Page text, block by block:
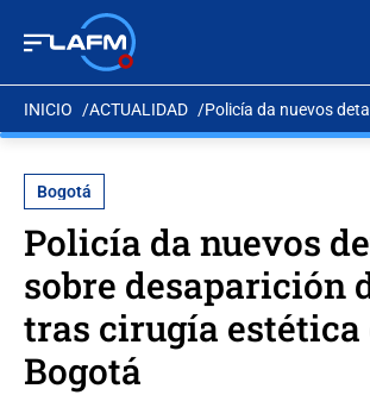
INICIO ACTUALIDAD Policía da nuevos
Bogotá
Policía da nuevos
sobre desaparición
tras cirugía estética
Bogotá